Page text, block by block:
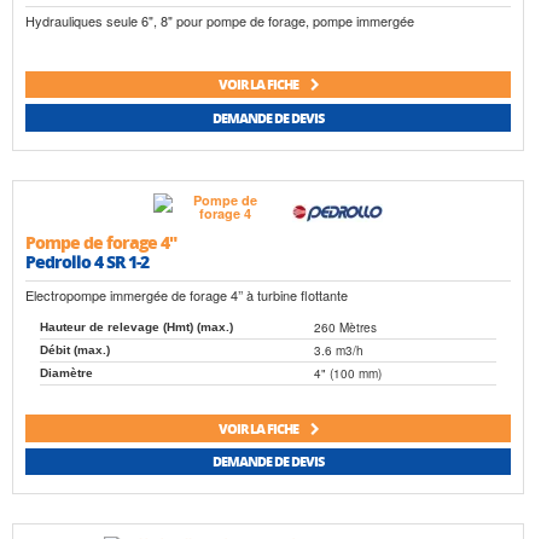
Hydrauliques seule 6", 8" pour pompe de forage, pompe immergée
VOIR LA FICHE
DEMANDE DE DEVIS
Pompe de forage 4"
Pedrollo 4 SR 1-2
Electropompe immergée de forage 4’’ à turbine flottante
Hauteur de relevage (Hmt) (max.) 260 Mètres
Débit (max.) 3.6 m3/h
Diamètre 4" (100 mm)
VOIR LA FICHE
DEMANDE DE DEVIS